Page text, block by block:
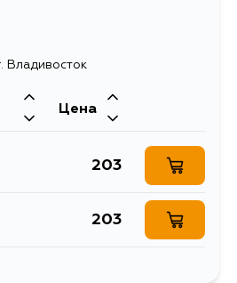
Владивосток
Цена
203
203